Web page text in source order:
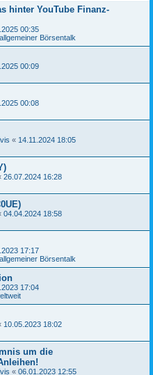
hinter YouTube Finanz-
00:35
Börsentalk
00:09
00:08
« 14.11.2024 18:05
26.07.2024 16:28
04.04.2024 18:58
17:17
Börsentalk
17:04
10.05.2023 18:02
um die
« 06.01.2023 12:55